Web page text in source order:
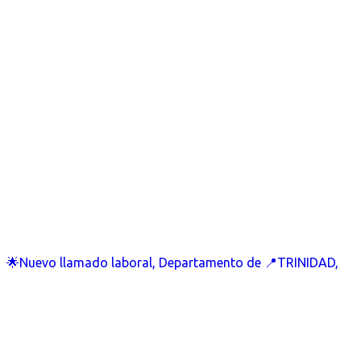
🌟Nuevo llamado laboral, Departamento de 📍TRINIDAD,